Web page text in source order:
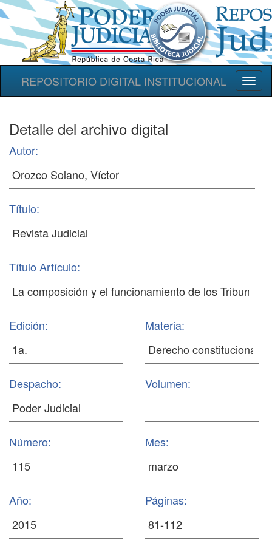
REPOSITORIO DIGITAL INSTITUCIONAL
Detalle del archivo digital
Autor:
Título:
Título Artículo:
Edición: Materia:
Despacho: Volumen:
Número: Mes:
Año: Páginas: